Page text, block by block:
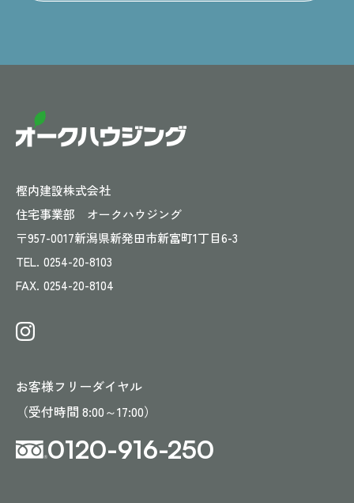
樫内建設株式会社
住宅事業部 オークハウジング
〒957-0017新潟県新発田市新富町1丁目6-3
TEL. 0254-20-8103
FAX. 0254-20-8104
お客様フリーダイヤル
（受付時間 8:00～17:00）
0120-916-250